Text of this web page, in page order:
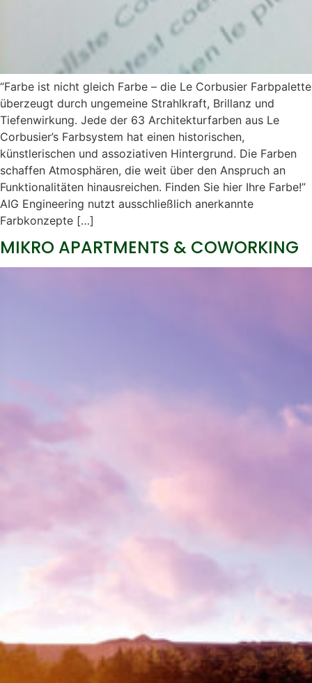
“Farbe ist nicht gleich Farbe – die Le Corbusier Farbpalette
überzeugt durch ungemeine Strahlkraft, Brillanz und
Tiefenwirkung. Jede der 63 Architekturfarben aus Le
Corbusier’s Farbsystem hat einen historischen,
künstlerischen und assoziativen Hintergrund. Die Farben
schaffen Atmosphären, die weit über den Anspruch an
Funktionalitäten hinausreichen. Finden Sie hier Ihre Farbe!”
AIG Engineering nutzt ausschließlich anerkannte
Farbkonzepte […]
MIKRO APARTMENTS & COWORKING